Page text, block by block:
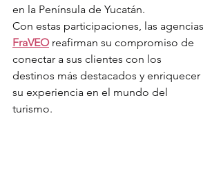
en la Península de Yucatán.
Con estas participaciones, las agencias
FraVEO reafirman su compromiso de
conectar a sus clientes con los
destinos más destacados y enriquecer
su experiencia en el mundo del
turismo.